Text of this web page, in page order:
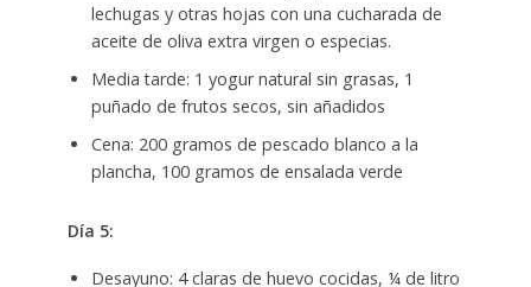
lechugas y otras hojas con una cucharada de
aceite de oliva extra virgen o especias.
Media tarde: 1 yogur natural sin grasas, 1
puñado de frutos secos, sin añadidos
Cena: 200 gramos de pescado blanco a la
plancha, 100 gramos de ensalada verde
Día 5:
Desayuno: 4 claras de huevo cocidas, ¼ de litro